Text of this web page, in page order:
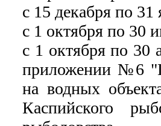
с 15 декабря по
с 1 октября по 30
с 1 октября по 30
приложении №6
на водных
Каспийского